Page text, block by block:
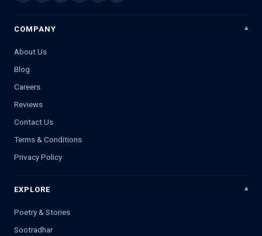
COMPANY
About Us
Blog
Careers
Reviews
Contact Us
Terms & Conditions
Privacy Policy
EXPLORE
Poetry & Stories
Sootradhar